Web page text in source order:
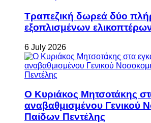
Τραπεζική δωρεά δύο
εξοπλισμένων
6 July 2026
Ο Κυριάκος Μητσοτάκης
αναβαθμισμένου Γενικού
Παίδων Πεντέλης